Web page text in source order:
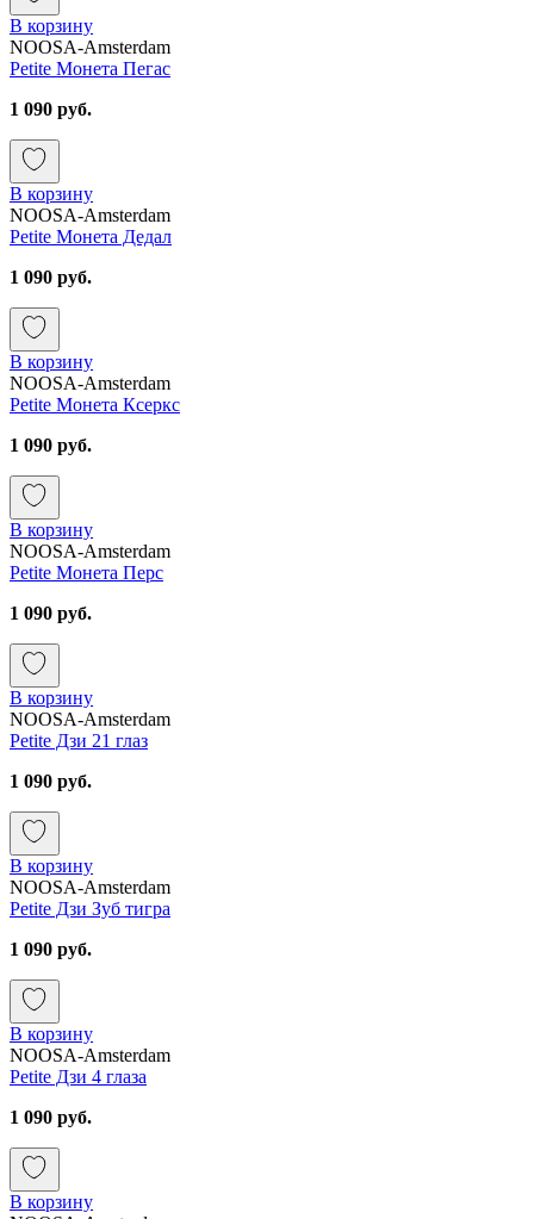
В корзину
NOOSA-Amsterdam
Petite Монета Пегас
1 090 руб.
В корзину
NOOSA-Amsterdam
Petite Монета Дедал
1 090 руб.
В корзину
NOOSA-Amsterdam
Petite Монета Ксеркс
1 090 руб.
В корзину
NOOSA-Amsterdam
Petite Монета Перс
1 090 руб.
В корзину
NOOSA-Amsterdam
Petite Дзи 21 глаз
1 090 руб.
В корзину
NOOSA-Amsterdam
Petite Дзи Зуб тигра
1 090 руб.
В корзину
NOOSA-Amsterdam
Petite Дзи 4 глаза
1 090 руб.
В корзину